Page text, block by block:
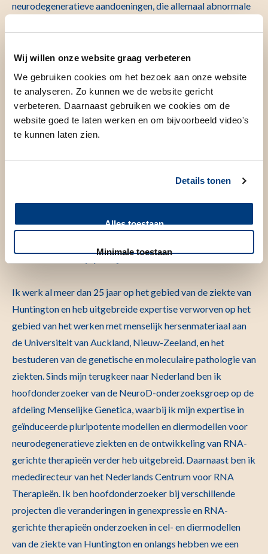
Wij willen onze website graag verbeteren
We gebruiken cookies om het bezoek aan onze website
te analyseren. Zo kunnen we de website gericht
verbeteren. Daarnaast gebruiken we cookies om de
website goed te laten werken en om bijvoorbeeld video's
te kunnen laten zien.
Details tonen
Alles toestaan
Minimale toestaan
neurodegeneratieve aandoeningen, die allemaal abnormale
gebruik deze informatie om nieuwe therapieën te
ontwikkelen, met een focus op RNA targeting therapieen.
Met deze benoeming pas ik mijn kennis toe op ultra-
zeldzame aandoeningen. Mijn onderzoek maakt onderdeel
uit van de LUMC thema’s Neuroscience, Medical Genomics,
Cell Tissue en Organs as well as Academic Pharma. De
Wetenschappelijk onderzoek
Ik werk al meer dan 25 jaar op het gebied van de ziekte van
Huntington en heb uitgebreide expertise verworven op het
gebied van het werken met menselijk hersenmateriaal aan
de Universiteit van Auckland, Nieuw-Zeeland, en het
bestuderen van de genetische en moleculaire pathologie van
ziekten. Sinds mijn terugkeer naar Nederland ben ik
hoofdonderzoeker van de NeuroD-onderzoeksgroep op de
afdeling Menselijke Genetica, waarbij ik mijn expertise in
geïnduceerde pluripotente modellen en diermodellen voor
neurodegeneratieve ziekten en de ontwikkeling van RNA-
gerichte therapieën verder heb uitgebreid. Daarnaast ben ik
mededirecteur van het Nederlands Centrum voor RNA
Therapieën. Ik ben hoofdonderzoeker bij verschillende
projecten die veranderingen in genexpressie en RNA-
gerichte therapieën onderzoeken in cel- en diermodellen
van de ziekte van Huntington en onlangs hebben we een